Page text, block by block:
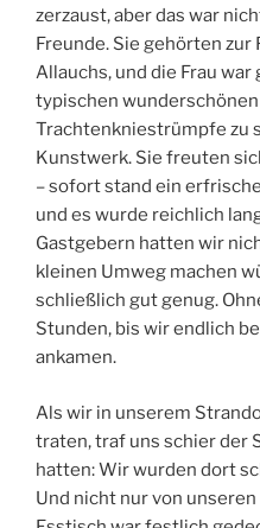
zerzaust, aber das war
Freunde. Sie gehörten zur
Allauchs, und die Frau
typischen
Trachtenkniestrümpfe zu
Kunstwerk. Sie freuten
– sofort stand ein
und es wurde reichlich
Gastgebern hatten wir
kleinen Umweg machen
schließlich gut genug.
Stunden, bis wir endlich
ankamen.
Als wir in unserem
traten, traf uns schier der
hatten: Wir wurden dort
Und nicht nur von